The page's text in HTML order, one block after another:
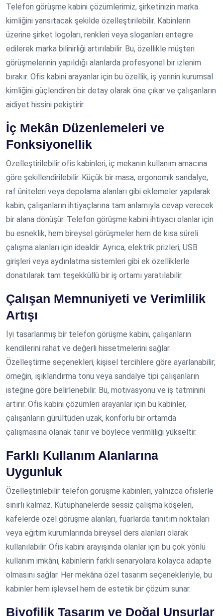
Telefon görüşme kabini çözümlerimiz, şirketinizin marka
kimliğini yansıtacak şekilde özelleştirilebilir. Kabinlerin
üzerine şirket logoları, renkleri veya sloganları entegre
edilerek marka bilinirliği artırılabilir. Bu, özellikle müşteri
görüşmelerinin yapıldığı alanlarda profesyonel bir izlenim
bırakır. Ofis kabini arayanlar için bu özellik, iş yerinin kurumsal
kimliğini güçlendiren bir detay olarak öne çıkar ve çalışanların
aidiyet hissini pekiştirir.
İç Mekân Düzenlemeleri ve
Fonksiyonellik
Özelleştirilebilir ofis kabinleri, iç mekanın kullanım amacına
göre şekillendirilebilir. Küçük bir masa, ergonomik sandalye,
raf üniteleri veya depolama alanları gibi eklemeler yapılarak
kabin, çalışanların ihtiyaçlarına tam anlamıyla cevap verecek
bir alana dönüşür. Telefon görüşme kabini ihtiyacı olanlar için
bu esneklik, hem bireysel görüşmeler hem de kısa süreli
çalışma alanları için idealdir. Ayrıca, elektrik prizleri, USB
girişleri veya aydınlatma sistemleri gibi ek özelliklerle
donatılarak tam teşekküllü bir iş ortamı yaratılabilir.
Çalışan Memnuniyeti ve Verimlilik
Artışı
İyi tasarlanmış bir telefon görüşme kabini, çalışanların
kendilerini rahat ve değerli hissetmelerini sağlar.
Özelleştirme seçenekleri, kişisel tercihlere göre ayarlanabilir;
örneğin, ışıklandırma tonu veya sandalye tipi çalışanların
isteğine göre belirlenebilir. Bu, motivasyonu ve iş tatminini
artırır. Ofis kabini çözümleri arayanlar için bu kabinler,
çalışanların gürültüden uzak, konforlu bir ortamda
çalışmasına olanak tanır ve böylece verimliliği yükseltir.
Farklı Kullanım Alanlarına
Uygunluk
Özelleştirilebilir telefon görüşme kabinleri, yalnızca ofislerle
sınırlı kalmaz. Kütüphanelerde sessiz çalışma köşeleri,
kafelerde özel görüşme alanları, fuarlarda tanıtım noktaları
veya eğitim kurumlarında bireysel ders alanları olarak
kullanılabilir. Ofis kabini arayışında olanlar için bu çok yönlü
kullanım imkânı, kabinlerin farklı senaryolara kolayca adapte
olmasını sağlar. Her mekâna özel tasarım seçenekleriyle, bu
kabinler hem işlevsel hem de estetik bir çözüm sunar.
Biyofilik Tasarım ve Doğal Unsurlar